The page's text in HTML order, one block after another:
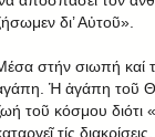
δι’ Αὐτοῦ».
στήν σιωπή καί
Ἡ ἀγάπη τοῦ
τοῦ κόσμου
τίς